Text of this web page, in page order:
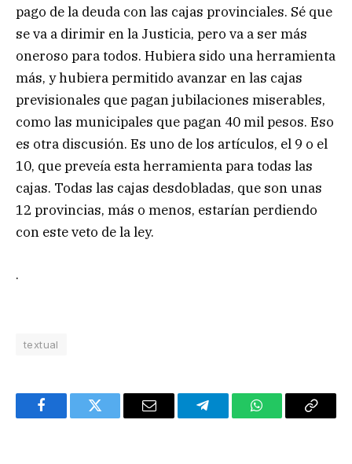
pago de la deuda con las cajas provinciales. Sé que
se va a dirimir en la Justicia, pero va a ser más
oneroso para todos. Hubiera sido una herramienta
más, y hubiera permitido avanzar en las cajas
previsionales que pagan jubilaciones miserables,
como las municipales que pagan 40 mil pesos. Eso
es otra discusión. Es uno de los artículos, el 9 o el
10, que preveía esta herramienta para todas las
cajas. Todas las cajas desdobladas, que son unas
12 provincias, más o menos, estarían perdiendo
con este veto de la ley.
.
textual
FacebookTwitter Email TelegramWhatsAppCopy